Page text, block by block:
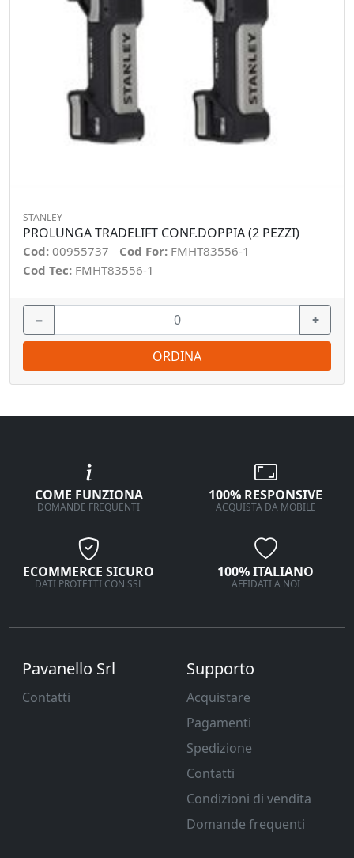
STANLEY
PROLUNGA TRADELIFT CONF.DOPPIA (2 PEZZI)
Cod: 00955737 Cod For: FMHT83556-1
Cod Tec: FMHT83556-1
− +
ORDINA
COME FUNZIONA
DOMANDE FREQUENTI
100% RESPONSIVE
ACQUISTA DA MOBILE
ECOMMERCE SICURO
DATI PROTETTI CON SSL
100% ITALIANO
AFFIDATI A NOI
Pavanello Srl
Contatti
Supporto
Acquistare
Pagamenti
Spedizione
Contatti
Condizioni di vendita
Domande frequenti